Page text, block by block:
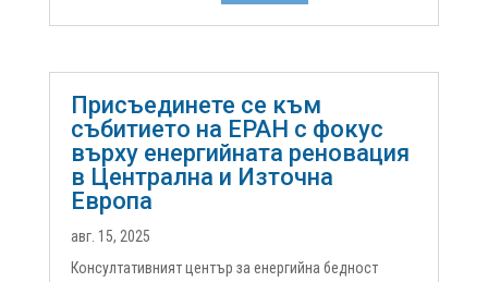
отпадъци, енергия за кръгова икономика“,
Присъединете се към
събитието на EPAH с фокус
върху енергийната реновация
в Централна и Източна
Европа
авг. 15, 2025
Консултативният център за енергийна бедност